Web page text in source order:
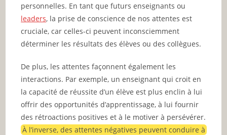
personnelles. En tant que futurs enseignants ou
leaders, la prise de conscience de nos attentes est
cruciale, car celles-ci peuvent inconsciemment
déterminer les résultats des élèves ou des collègues.
De plus, les attentes façonnent également les
interactions. Par exemple, un enseignant qui croit en
la capacité de réussite d’un élève est plus enclin à lui
offrir des opportunités d’apprentissage, à lui fournir
des rétroactions positives et à le motiver à persévérer.
À l’inverse, des attentes négatives peuvent conduire à